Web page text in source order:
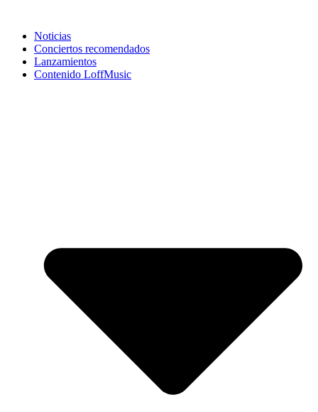
Noticias
Conciertos recomendados
Lanzamientos
Contenido LoffMusic